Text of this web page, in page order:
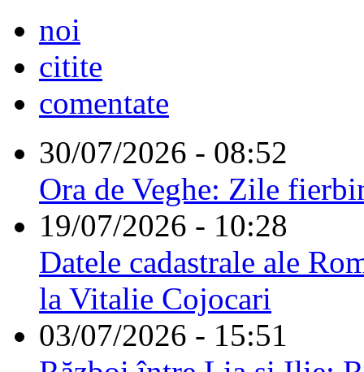
noi
citite
comentate
30/07/2026 - 08:52
Ora de Veghe: Zile
19/07/2026 - 10:28
Datele cadastrale ale
la Vitalie Cojocari
03/07/2026 - 15:51